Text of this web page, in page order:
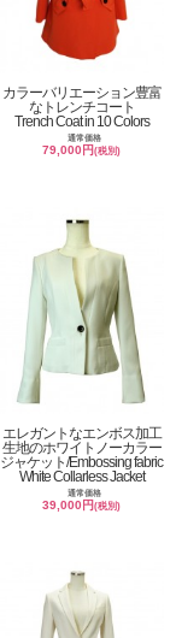
カラーバリエーション豊富
なトレンチコート
Trench Coat in 10 Colors
通常価格
79,000円(税別)
エレガントなエンボス加工
生地のホワイトノーカラー
ジャケット/Embossing fabric
White Collarless Jacket
通常価格
39,000円(税別)